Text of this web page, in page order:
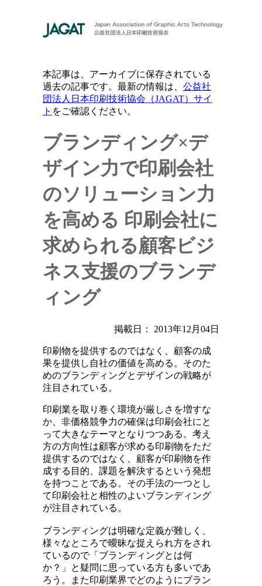
本記事は、アーカイブに保存されている
過去の記事です。最新の情報は、 公益社
団法人日本印刷技術協会（JAGAT）サイ
ト をご確認ください。
ブランディング×デ
ザイン力で印刷会社
のソリューション力
を高める 印刷会社に
求められる顧客ビジ
ネス支援のブランデ
ィング
掲載日： 2013年12月04日
印刷物を提供するのではなく、顧客の成
果を提供し自社の価値を高める。そのた
めのブランディングとデザインの戦略が
注目されている。
印刷業を取り巻く環境が厳しさを増すな
か、非価格競争力の確保は印刷会社にと
って大きなテーマとなりつつある。考え
方の方向性は顧客が求める印刷物をただ
提供するのではなく、顧客が印刷物を作
成する目的、課題を解決するという発想
を持つことである。その手法の一つとし
て印刷会社と相性のよいブランディング
が注目されている。
ブランディングは明確な定義が難しく、
様々なところで曖昧な捉えられ方をされ
ているので「ブランディングとは何
か？」と疑問に思っている方も多いであ
ろう。また印刷業界でどのようにブラン